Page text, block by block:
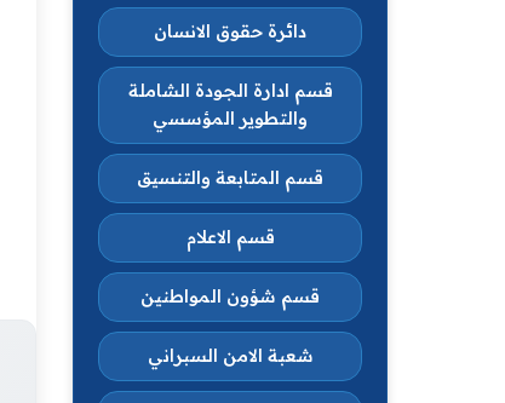
دائرة حقوق الانسان
قسم ادارة الجودة الشاملة
والتطوير المؤسسي
قسم المتابعة والتنسيق
قسم الاعلام
قسم شؤون المواطنين
شعبة الامن السبراني